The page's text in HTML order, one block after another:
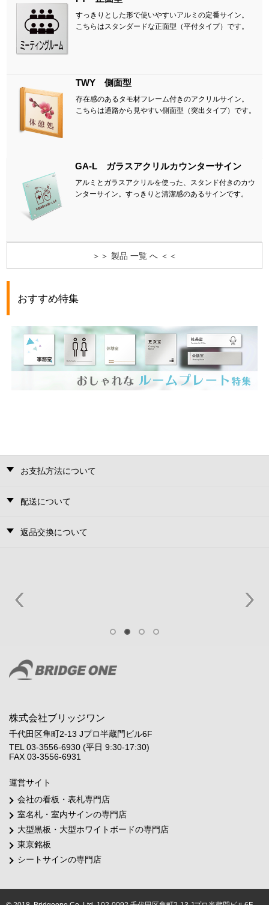
すっきりとした形で使いやすいアルミの定番サイン。
こちらはスタンダードな正面型（平付タイプ）です。
TWY 側面型
存在感のあるタモ材フレーム付きのアクリルサイン。
こちらは通路から見やすい側面型（突出タイプ）です。
GA-L ガラスアクリルカウンターサイン
アルミとガラスアクリルを使った、スタンド付きのカウ
ンターサイン。すっきりと清潔感のあるサインです。
＞＞ 製品 一覧 へ ＜＜
おすすめ特集
お支払方法について
配送について
返品交換について
株式会社ブリッジワン
千代田区隼町2-13 Jプロ半蔵門ビル6F
TEL 03-3556-6930 (平日 9:30-17:30)
FAX 03-3556-6931
運営サイト
会社の看板・表札専門店
室名札・室内サインの専門店
大型黒板・大型ホワイトボードの専門店
東京銘板
シートサインの専門店